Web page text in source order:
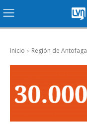
Inicio Región de